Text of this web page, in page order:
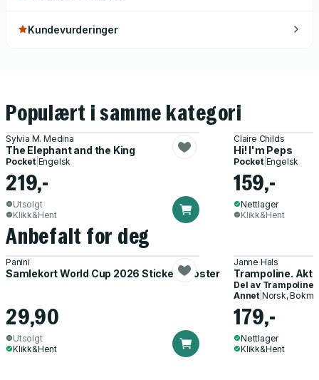
Kundevurderinger
Populært i samme kategori
Sylvia M. Medina
The Elephant and the King
Pocket| Engelsk
219,-
Utsolgt
Klikk&Hent
Claire Childs
Hi! I'm Peps
Pocket| Engelsk
159,-
Nettlager
Klikk&Hent
Anbefalt for deg
Panini
Samlekort World Cup 2026 Sticker Booster
29,90
Utsolgt
Klikk&Hent
Janne Hals
Trampoline.
Del av Trampoline
Annet| Norsk,
179,-
Nettlager
Klikk&Hent